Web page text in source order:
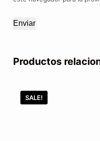
Enviar
Productos
SALE!